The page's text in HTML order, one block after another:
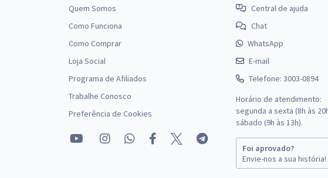
Cargo de Nutricionista
SEMUSA - Secretaria Municipal de Saúde de Ji-
Paraná - RO - Conhecimentos Específicos para o
(-20%)
Quem Somos
Como Funciona
Como Comprar
Loja Social
Programa de Afiliados
Trabalhe Conosco
Preferência de Cookies
Central de ajuda
Chat
WhatsApp
E-mail
Telefone: 3003-0894
Horário de atendimento:
segunda a sexta (8h às
sábado (9h às 13h).
Foi aprovado?
Envie-nos a sua história!